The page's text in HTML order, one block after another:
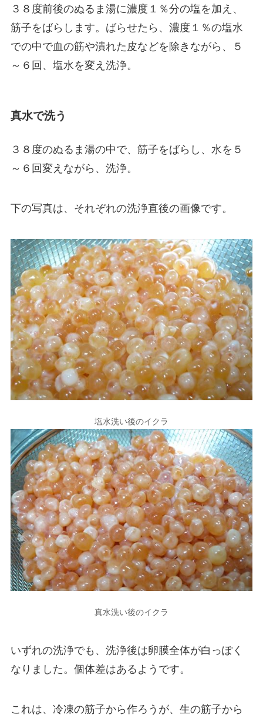
３８度前後のぬるま湯に濃度１％分の塩を加え、
筋子をばらします。ばらせたら、濃度１％の塩水
での中で血の筋や潰れた皮などを除きながら、５
～６回、塩水を変え洗浄。
真水で洗う
３８度のぬるま湯の中で、筋子をばらし、水を５
～６回変えながら、洗浄。
下の写真は、それぞれの洗浄直後の画像です。
塩水洗い後のイクラ
真水洗い後のイクラ
いずれの洗浄でも、洗浄後は卵膜全体が白っぽく
なりました。個体差はあるようです。
これは、冷凍の筋子から作ろうが、生の筋子から